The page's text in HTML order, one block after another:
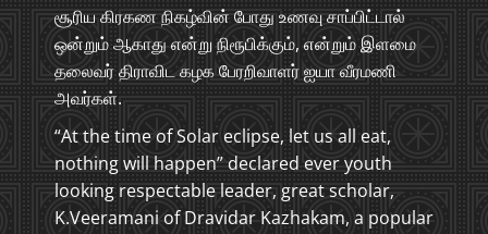
சூரிய கிரகண நிகழ்வின் போது உணவு சாப்பிட்டால்
ஒன்றும் ஆகாது என்று நிரூபிக்கும், என்றும் இளமை
தலைவர் திராவிட கழக பேரறிவாளர் ஐயா வீரமணி
அவர்கள்.
“At the time of Solar eclipse, let us all eat,
nothing will happen” declared ever youth
looking respectable leader, great scholar,
K.Veeramani of Dravidar Kazhakam, a popular